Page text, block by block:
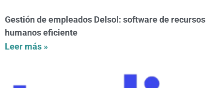
Gestión de empleados Delsol: software de recursos
humanos eficiente
Leer más »